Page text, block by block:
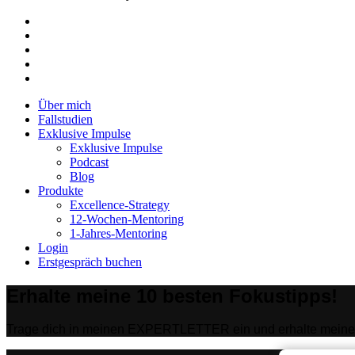
Close
Menu
Über mich
Fallstudien
Exklusive Impulse
Exklusive Impulse
Podcast
Blog
Produkte
Excellence-Strategy
12-Wochen-Mentoring
1-Jahres-Mentoring
Login
Erstgespräch buchen